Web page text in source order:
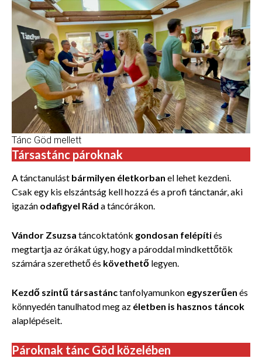
Tánc Göd mellett
Társastánc pároknak
A tánctanulást bármilyen életkorban el lehet kezdeni.
Csak egy kis elszántság kell hozzá és a profi tánctanár, aki
igazán odafigyel Rád a táncórákon.
Vándor Zsuzsa táncoktatónk gondosan felépítiés
megtartja az órákat úgy, hogy a pároddal mindkettőtök
számáraszerethető és követhető legyen.
Kezdő szintű társastánctanfolyamunkon egyszerűen és
könnyedén tanulhatod meg az életben is hasznos táncok
alaplépéseit.
Pároknak tánc Göd közelében